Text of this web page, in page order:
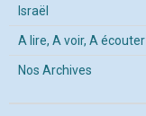
Israël
A lire, A voir, A écouter
Nos Archives